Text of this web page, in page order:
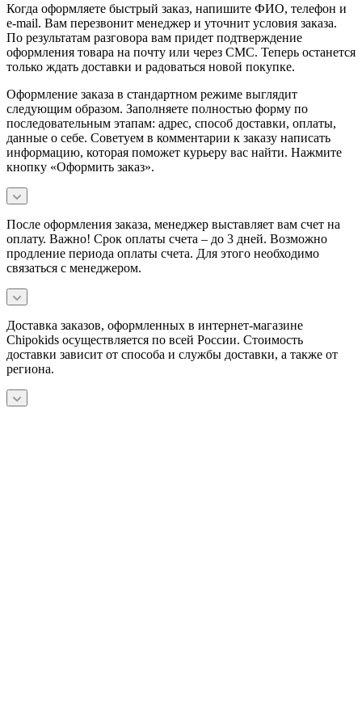
Когда оформляете быстрый заказ, напишите ФИО, телефон и
e-mail. Вам перезвонит менеджер и уточнит условия заказа.
По результатам разговора вам придет подтверждение
оформления товара на почту или через СМС. Теперь останется
только ждать доставки и радоваться новой покупке.
Оформление заказа в стандартном режиме выглядит
следующим образом. Заполняете полностью форму по
последовательным этапам: адрес, способ доставки, оплаты,
данные о себе. Советуем в комментарии к заказу написать
информацию, которая поможет курьеру вас найти. Нажмите
кнопку «Оформить заказ».
После оформления заказа, менеджер выставляет вам счет на
оплату. Важно! Срок оплаты счета – до 3 дней. Возможно
продление периода оплаты счета. Для этого необходимо
связаться с менеджером.
Доставка заказов, оформленных в интернет-магазине
Chipokids осуществляется по всей России. Стоимость
доставки зависит от способа и службы доставки, а также от
региона.